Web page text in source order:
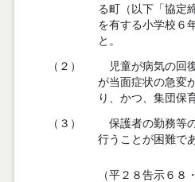
る町（以下「協定
を有する小学校６
と。
（２）
児童が病気の回
が当面症状の急変
り、かつ、集団保
（３）
保護者の勤務等
行うことが困難で
（平２８告示６８